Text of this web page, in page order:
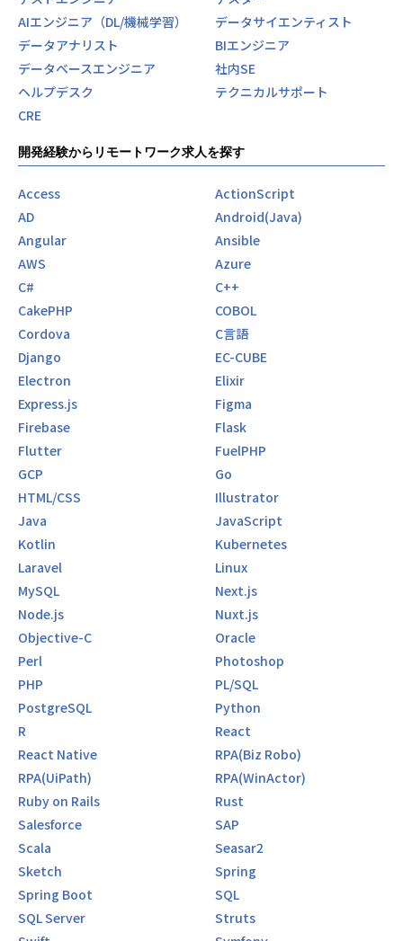
AIエンジニア（DL/機械学習）
データサイエンティスト
データアナリスト
BIエンジニア
データベースエンジニア
社内SE
ヘルプデスク
テクニカルサポート
CRE
開発経験からリモートワーク求人を探す
Access
ActionScript
AD
Android(Java)
Angular
Ansible
AWS
Azure
C#
C++
CakePHP
COBOL
Cordova
C言語
Django
EC-CUBE
Electron
Elixir
Express.js
Figma
Firebase
Flask
Flutter
FuelPHP
GCP
Go
HTML/CSS
Illustrator
Java
JavaScript
Kotlin
Kubernetes
Laravel
Linux
MySQL
Next.js
Node.js
Nuxt.js
Objective-C
Oracle
Perl
Photoshop
PHP
PL/SQL
PostgreSQL
Python
R
React
React Native
RPA(Biz Robo)
RPA(UiPath)
RPA(WinActor)
Ruby on Rails
Rust
Salesforce
SAP
Scala
Seasar2
Sketch
Spring
Spring Boot
SQL
SQL Server
Struts